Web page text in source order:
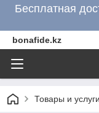
Бесплатная
bonafide.kz
Товары и услуги